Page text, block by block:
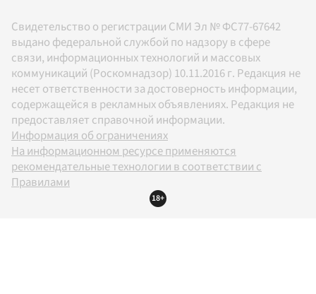
Свидетельство о регистрации СМИ Эл № ФС77-67642
выдано федеральной службой по надзору в сфере
связи, информационных технологий и массовых
коммуникаций (Роскомнадзор) 10.11.2016 г. Редакция не
несет ответственности за достоверность информации,
содержащейся в рекламных объявлениях. Редакция не
предоставляет справочной информации.
Информация об ограничениях
На информационном ресурсе применяются
рекомендательные технологии в соответствии с
Правилами
18+